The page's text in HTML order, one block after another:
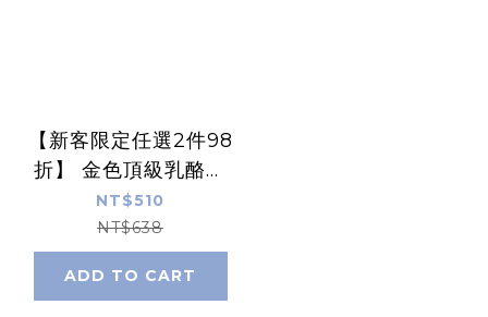
【新客限定任選2件98
折】 金色頂級乳酪蛋
糕8入/盒 (奶蛋素/低
溫)
NT$510
NT$638
ADD TO CART